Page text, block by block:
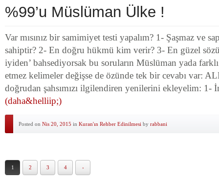
%99’u Müslüman Ülke !
Var mısınız bir samimiyet testi yapalım? 1- Şaşmaz ve
sahiptir? 2- En doğru hükmü kim verir? 3- En güzel
iyiden’ bahsediyorsak bu soruların Müslüman yada
etmez kelimeler değişse de özünde tek bir cevabı var:
doğrudan şahsımızı ilgilendiren yenilerini ekleyelim: 1-
(daha&helliip;)
Posted on Nis 20, 2015 in Kuran'ın Rehber Edinilmesi by rabbani
1 2 3 4 ›